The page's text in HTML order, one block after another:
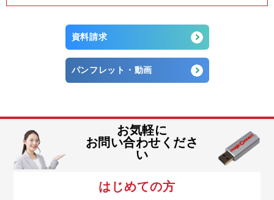
資料請求
パンフレット・動画
お気軽に
お問い合わせくださ
い
はじめての方